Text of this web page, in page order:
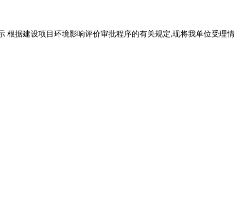
根据建设项目环境影响评价审批程序的有关规定,现将我单位受理情